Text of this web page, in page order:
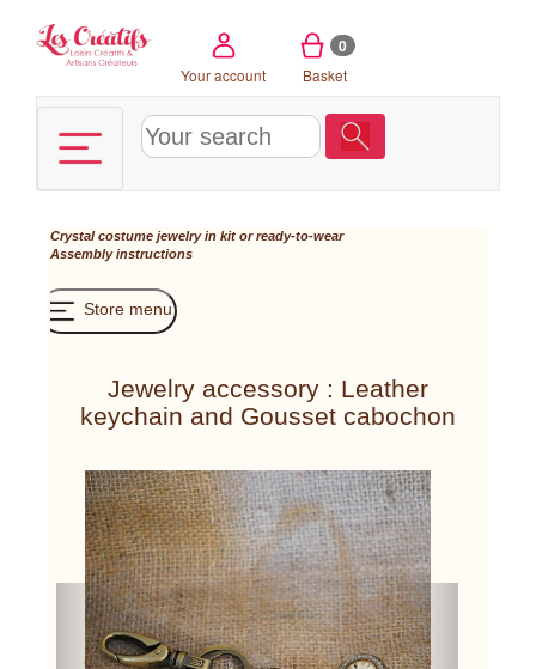
Your account
0
Basket
Crystal costume jewelry in kit or ready-to-wear
Assembly instructions
Store menu
Jewelry accessory : Leather
keychain and Gousset cabochon
Previous Next